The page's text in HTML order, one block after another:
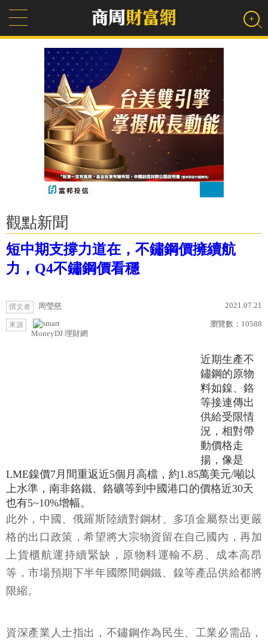
觀點新聞
短中期支撐力道在，不鏽鋼價擁續航
力，Q4不鏽鋼價看穩
撰文者 周瑩慈 2021.07.21
來源
MoneyDJ 理財網
瀏覽數： 10588
近期生產不
鏽鋼的原物
料如鎳、鉻
等接連傳出
供給受限情
況，相對帶
動價格走
揚，像是
LME鎳價7月間重返近5個月高檔，約1.85萬美元/噸以
上水準，南非鉻鐵、鉻礦等到中國港口的價格近30天
也有5~10%增幅。
此外，中國、俄羅斯陸續對鋼材、多項金屬祭出更嚴
格的出口政策，希望將大宗物資留在自己國內，再加
上貨櫃航運持續緊缺，原物料運輸不易、成本高昂
等，市場預期下半年國際間鋼鐵、鎳等產品供給都將
限縮。
資深產業人士指出，不鏽鋼作為民生、工業必需品，